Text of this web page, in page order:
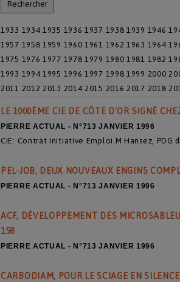
1933 1934 1935 1936 1937 1938 1939 1946
1957 1958 1959 1960 1961 1962 1963 1964
1975 1976 1977 1978 1979 1980 1981 1982
1993 1994 1995 1996 1997 1998 1999 2000
2011 2012 2013 2014 2015 2016 2017 2018
LE 1000ÈME CIE DE CÔTE D'OR SIGNÉ
PIERRE ACTUAL - N°713 JANVIER 1996
CIE: Contrat Initiative Emploi.M Hansez, PDG
PEL-JOB, DEUX NOUVEAUX ENGINS
PIERRE ACTUAL - N°713 JANVIER 1996
ACF, DÉVELOPPEMENT DES
158
PIERRE ACTUAL - N°713 JANVIER 1996
CARBODIAM, POUR LE SCIAGE EN SILENCE